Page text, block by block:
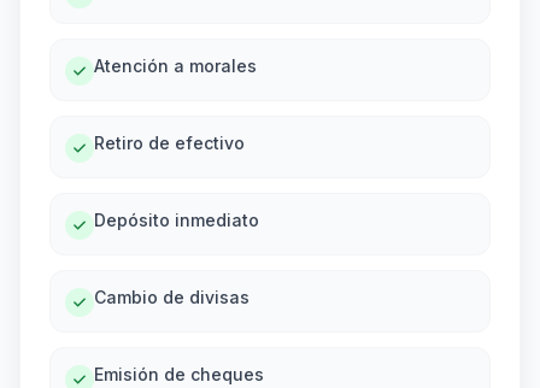
Atención a morales
Retiro de efectivo
Depósito inmediato
Cambio de divisas
Emisión de cheques